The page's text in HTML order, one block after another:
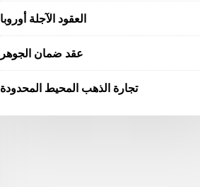
العقود الآجلة أوروبا
عقد ضمان الجوهر
تجارة الذهب المحيط المحدودة